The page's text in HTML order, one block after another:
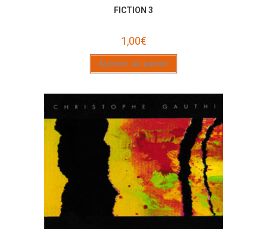
FICTION 3
1,00€
Ajouter au panier